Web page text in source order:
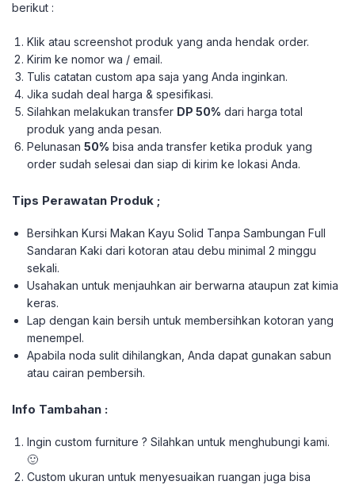
berikut :
Klik atau screenshot produk yang anda hendak order.
Kirim ke nomor wa / email.
Tulis catatan custom apa saja yang Anda inginkan.
Jika sudah deal harga & spesifikasi.
Silahkan melakukan transfer DP 50% dari harga total
produk yang anda pesan.
Pelunasan50% bisa anda transfer ketika produk yang
order sudah selesai dan siap di kirim ke lokasi Anda.
Tips Perawatan Produk ;
Bersihkan Kursi Makan Kayu Solid Tanpa Sambungan Full
Sandaran Kaki dari kotoran atau debu minimal 2 minggu
sekali.
Usahakan untuk menjauhkan air berwarna ataupun zat kimia
keras.
Lap dengan kain bersih untuk membersihkan kotoran yang
menempel.
Apabila noda sulit dihilangkan, Anda dapat gunakan sabun
atau cairan pembersih.
Info Tambahan :
Ingin custom furniture ? Silahkan untuk menghubungi kami.
🙂
Custom ukuran untuk menyesuaikan ruangan juga bisa